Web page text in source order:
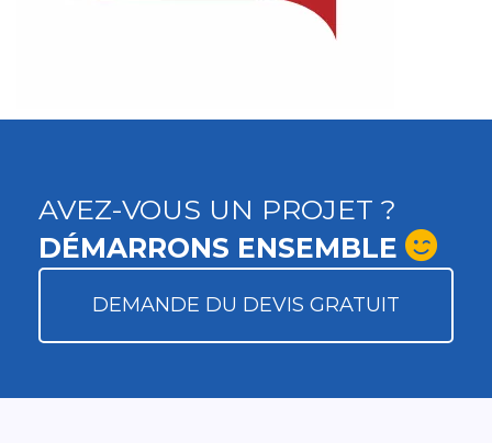
AVEZ-VOUS UN PROJET ?
DÉMARRONS ENSEMBLE
DEMANDE DU DEVIS GRATUIT